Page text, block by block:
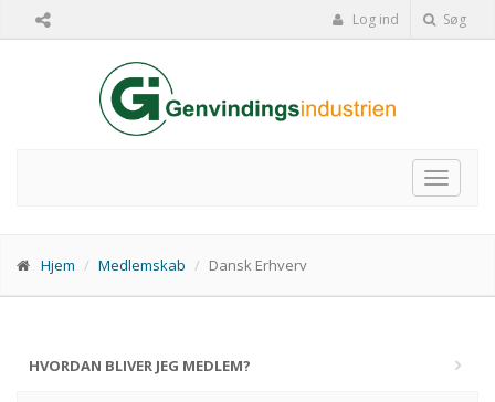
Log ind Søg
Toggle
Hjem Medlemskab Dansk Erhverv
HVORDAN BLIVER JEG MEDLEM?